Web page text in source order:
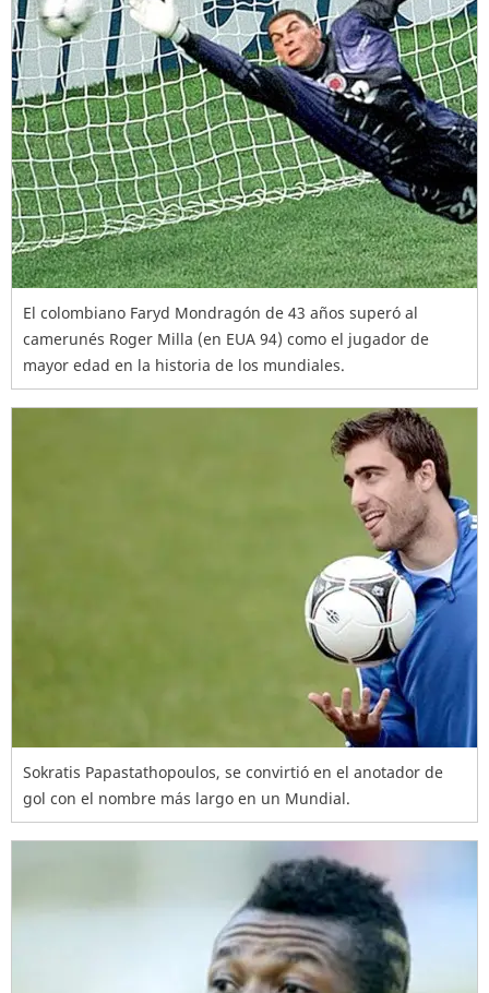
El colombiano Faryd Mondragón de 43 años superó al
camerunés Roger Milla (en EUA 94) como el jugador de
mayor edad en la historia de los mundiales.
Sokratis Papastathopoulos, se convirtió en el anotador de
gol con el nombre más largo en un Mundial.